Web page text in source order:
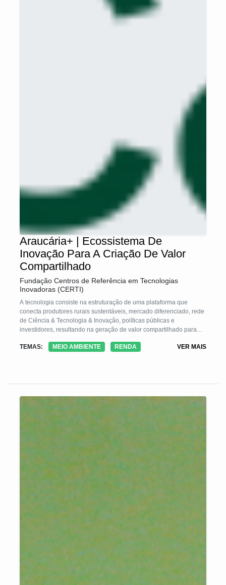
Araucária+ | Ecossistema De
Inovação Para A Criação De Valor
Compartilhado
Fundação Centros de Referência em Tecnologias
Inovadoras (CERTI)
A tecnologia consiste na estruturação de uma plataforma que
conecta produtores rurais sustentáveis, mercado diferenciado, rede
de Ciência & Tecnologia & Inovação, políticas públicas e
investidores, resultando na geração de valor compartilhado para
produtores e em conservação do ecossistema de Floresta com
Articulador do Projeto), dispostas a pagar um sobre-preço por
TEMAS: MEIO AMBIENTE RENDA VER MAIS